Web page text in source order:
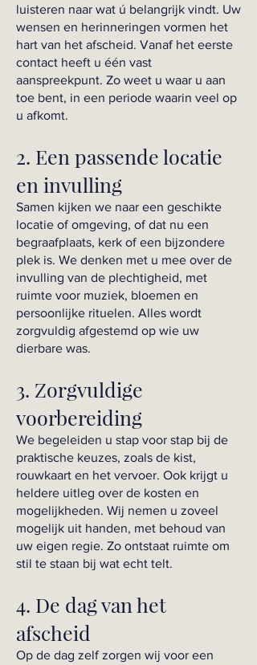
luisteren naar wat ú belangrijk vindt. Uw
wensen en herinneringen vormen het
hart van het afscheid. Vanaf het eerste
contact heeft u één vast
aanspreekpunt. Zo weet u waar u aan
toe bent, in een periode waarin veel op
u afkomt.
2. Een passende locatie
en invulling
Samen kijken we naar een geschikte
locatie of omgeving, of dat nu een
begraafplaats, kerk of een bijzondere
plek is. We denken met u mee over de
invulling van de plechtigheid, met
ruimte voor muziek, bloemen en
persoonlijke rituelen. Alles wordt
zorgvuldig afgestemd op wie uw
dierbare was.
3. Zorgvuldige
voorbereiding
We begeleiden u stap voor stap bij de
praktische keuzes, zoals de kist,
rouwkaart en het vervoer. Ook krijgt u
heldere uitleg over de kosten en
mogelijkheden. Wij nemen u zoveel
mogelijk uit handen, met behoud van
uw eigen regie. Zo ontstaat ruimte om
stil te staan bij wat echt telt.
4. De dag van het
afscheid
Op de dag zelf zorgen wij voor een